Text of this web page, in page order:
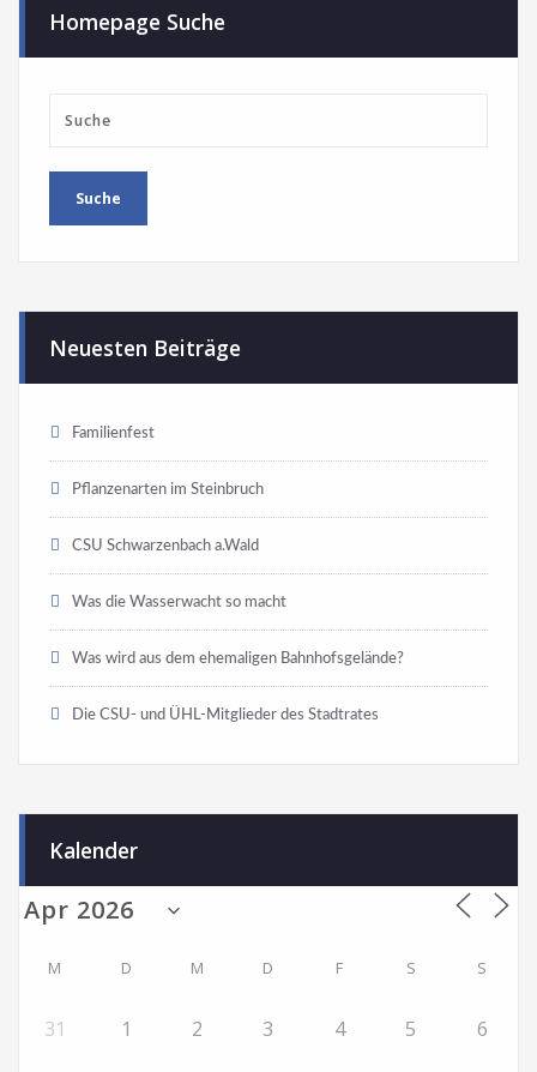
Homepage Suche
Neuesten Beiträge
Familienfest
Pflanzenarten im Steinbruch
CSU Schwarzenbach a.Wald
Was die Wasserwacht so macht
Was wird aus dem ehemaligen Bahnhofsgelände?
Die CSU- und ÜHL-Mitglieder des Stadtrates
Kalender
M D M D F S S
31 1 2 3 4 5 6